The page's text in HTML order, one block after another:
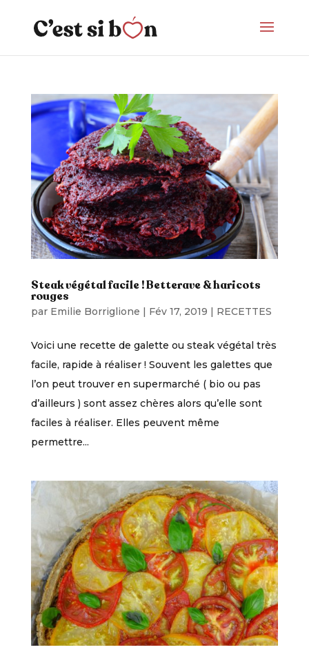
Steak végétal facile ! Betterave & haricots
rouges
par Emilie Borriglione | Fév 17, 2019 | RECETTES
Voici une recette de galette ou steak végétal très
facile, rapide à réaliser ! Souvent les galettes que
l’on peut trouver en supermarché ( bio ou pas
d’ailleurs ) sont assez chères alors qu’elle sont
faciles à réaliser. Elles peuvent même
permettre...